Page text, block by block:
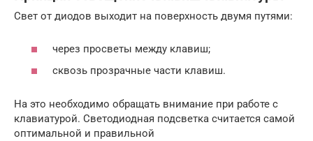
Свет от диодов выходит на поверхность двумя путями:
через просветы между клавиш;
сквозь прозрачные части клавиш.
На это необходимо обращать внимание при работе с
клавиатурой. Светодиодная подсветка считается самой
оптимальной и правильной